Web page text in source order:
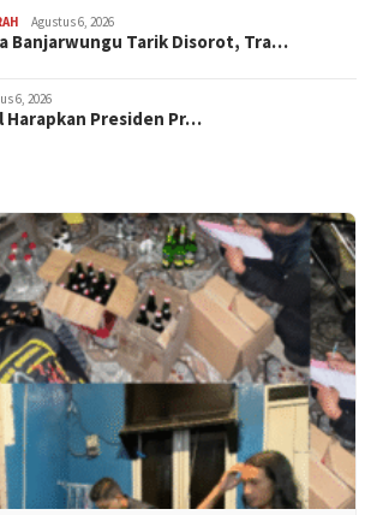
Agustus 6, 2026
Banjarwungu Tarik Disorot, Tra…
6, 2026
Harapkan Presiden Pr…